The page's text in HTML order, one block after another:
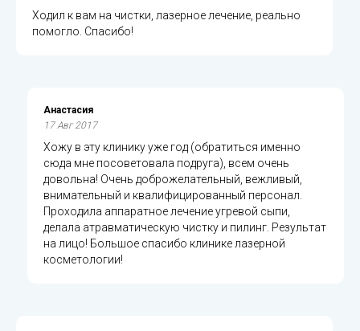
Ходил к вам на чистки, лазерное лечение, реально
помогло. Спасибо!
Анастасия
17 Авг 2017
Хожу в эту клинику уже год (обратиться именно
сюда мне посоветовала подруга), всем очень
довольна! Очень доброжелательный, вежливый,
внимательный и квалифицированный персонал.
Проходила аппаратное лечение угревой сыпи,
делала атравматическую чистку и пилинг. Результат
на лицо! Большое спасибо клинике лазерной
косметологии!